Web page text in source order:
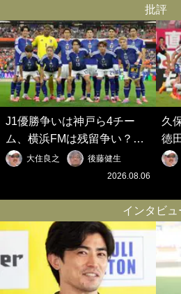
批評
J1優勝争いは神戸ら4チー
ム、横浜FMは残留争い？大
混戦のJ2はRB大宮に注目！
歴代最強の日本代表をJリー
の秋春制｣の大激論】(6)
大住良之
後藤健生
2026.08.06
久
徳
切
｢
春
インタビュ